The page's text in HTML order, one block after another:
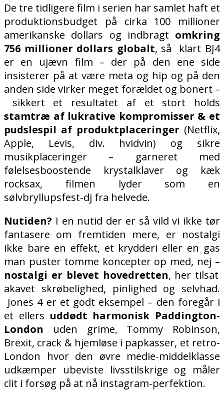
De tre tidligere film i serien har samlet haft et
produktionsbudget på cirka 100 millioner
amerikanske dollars og indbragt omkring
756 millioner dollars globalt, så klart BJ4
er en ujævn film – der på den ene side
insisterer på at være meta og hip og på den
anden side virker meget forældet og bonert –
sikkert et resultatet af et stort holds
stamtræ af lukrative kompromisser & et
pudslespil af produktplaceringer (Netflix,
Apple, Levis, div. hvidvin) og sikre
musikplaceringer – garneret med
følelsesboostende krystalklaver og kæk
rocksax, filmen lyder som en
sølvbryllupsfest-dj fra helvede.
Nutiden? I en nutid der er så vild vi ikke tør
fantasere om fremtiden mere, er nostalgi
ikke bare en effekt, et krydderi eller en gas
man puster tomme koncepter op med, nej –
nostalgi er blevet hovedretten, her tilsat
akavet skrøbelighed, pinlighed og selvhad.
Jones 4 er et godt eksempel – den foregår i
et ellers uddødt harmonisk Paddington-
London uden grime, Tommy Robinson,
Brexit, crack & hjemløse i papkasser, et retro-
London hvor den øvre medie-middelklasse
udkæmper ubeviste livsstilskrige og måler
clit i forsøg på at nå instagram-perfektion.